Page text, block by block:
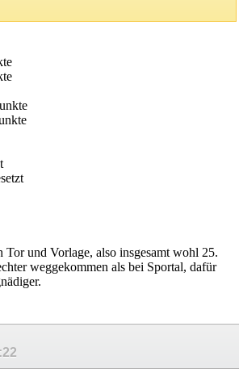
Tor und Vorlage, also insgesamt wohl 25.
weggekommen als bei Sportal, dafür